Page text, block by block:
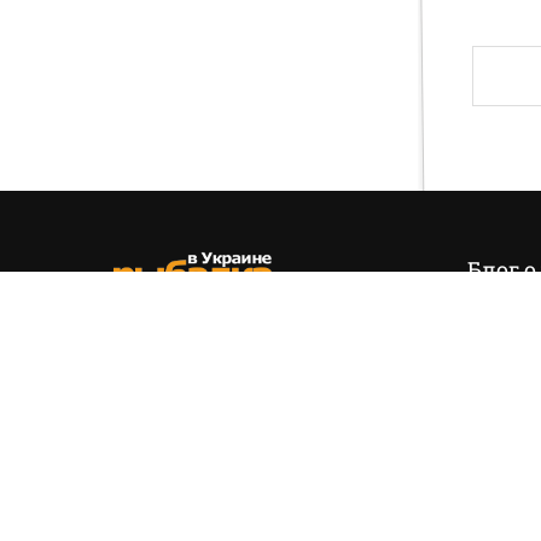
Блог